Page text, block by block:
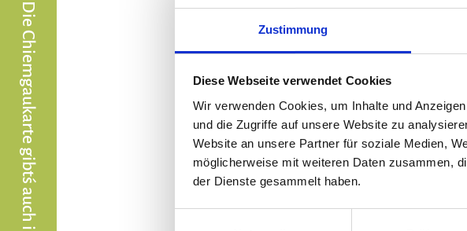
Zustimmung
Diese Webseite verwendet Cookies
Wir verwenden Cookies, um Inhalte und
und die Zugriffe auf unsere Website zu
Website an unsere Partner für soziale Medien,
möglicherweise mit weiteren Daten zusammen,
der Dienste gesammelt haben.